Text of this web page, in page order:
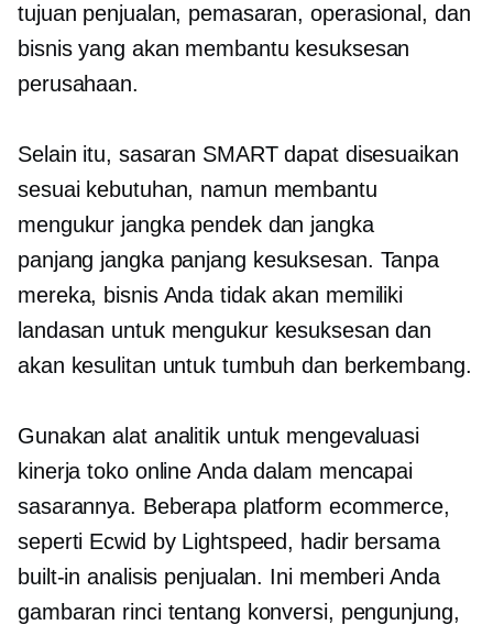
tujuan penjualan, pemasaran, operasional, dan
bisnis yang akan membantu kesuksesan
perusahaan.
Selain itu, sasaran SMART dapat disesuaikan
sesuai kebutuhan, namun membantu
mengukur jangka pendek dan jangka
panjang jangka panjang kesuksesan. Tanpa
mereka, bisnis Anda tidak akan memiliki
landasan untuk mengukur kesuksesan dan
akan kesulitan untuk tumbuh dan berkembang.
Gunakan alat analitik untuk mengevaluasi
kinerja toko online Anda dalam mencapai
sasarannya. Beberapa platform ecommerce,
seperti Ecwid by Lightspeed, hadir bersama
built-in analisis penjualan. Ini memberi Anda
gambaran rinci tentang konversi, pengunjung,